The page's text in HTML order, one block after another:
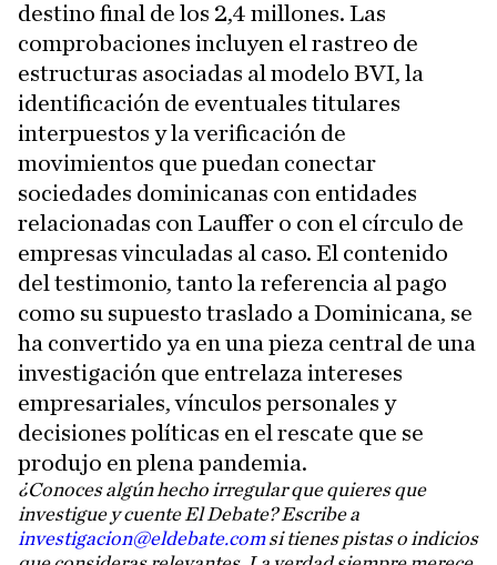
destino final de los 2,4 millones. Las
comprobaciones incluyen el rastreo de
estructuras asociadas al modelo BVI, la
identificación de eventuales titulares
interpuestos y la verificación de
movimientos que puedan conectar
sociedades dominicanas con entidades
relacionadas con Lauffer o con el círculo de
empresas vinculadas al caso. El contenido
del testimonio, tanto la referencia al pago
como su supuesto traslado a Dominicana, se
ha convertido ya en una pieza central de una
investigación que entrelaza intereses
empresariales, vínculos personales y
decisiones políticas en el rescate que se
produjo en plena pandemia.
¿Conoces algún hecho irregular que quieres que
investigue y cuente El Debate? Escribe a
investigacion@eldebate.comsi tienes pistas o indicios